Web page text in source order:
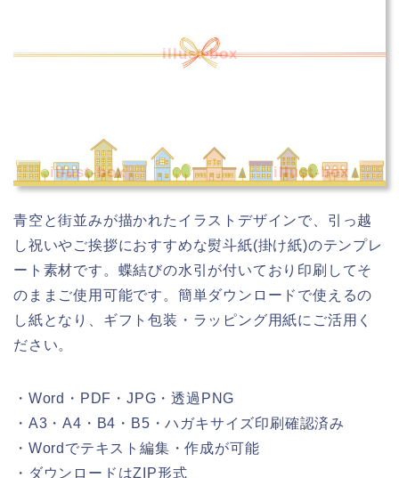
illust-box
illust-box illust-box
青空と街並みが描かれたイラストデザインで、引っ越
し祝いやご挨拶におすすめな熨斗紙(掛け紙)のテンプレ
ート素材です。蝶結びの水引が付いており印刷してそ
のままご使用可能です。簡単ダウンロードで使えるの
し紙となり、ギフト包装・ラッピング用紙にご活用く
ださい。
・Word・PDF・JPG・透過PNG
・A3・A4・B4・B5・ハガキサイズ印刷確認済み
・Wordでテキスト編集・作成が可能
・ダウンロードはZIP形式